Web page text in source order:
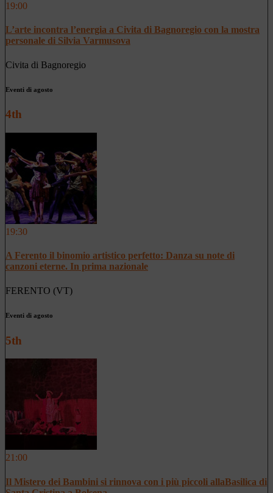
19:00
L’arte incontra l’energia a Civita di Bagnoregio con la mostra
personale di Silvia Varmusova
Civita di Bagnoregio
Eventi di agosto
4th
19:30
A Ferento il binomio artistico perfetto: Danza su note di
canzoni eterne. In prima nazionale
FERENTO (VT)
Eventi di agosto
5th
21:00
Il Mistero dei Bambini si rinnova con i più piccoli allaBasilica di